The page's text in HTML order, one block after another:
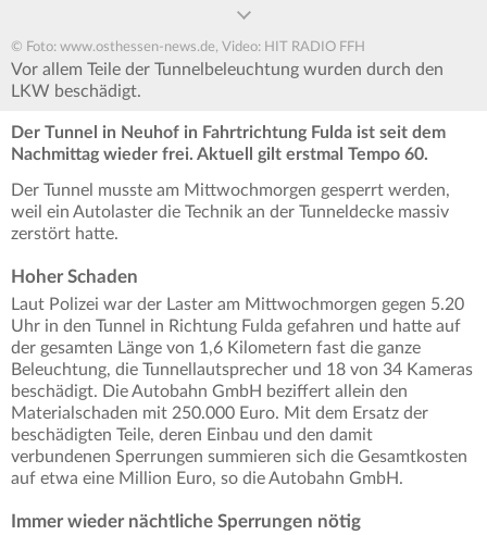
© Foto: www.osthessen-news.de, Video: HIT RADIO FFH
Vor allem Teile der Tunnelbeleuchtung wurden durch den
LKW beschädigt.
Der Tunnel in Neuhof in Fahrtrichtung Fulda ist seit dem
Nachmittag wieder frei. Aktuell gilt erstmal Tempo 60.
Der Tunnel musste am Mittwochmorgen gesperrt werden,
weil ein Autolaster die Technik an der Tunneldecke massiv
zerstört hatte.
Hoher Schaden
Laut Polizei war der Laster am Mittwochmorgen gegen 5.20
Uhr in den Tunnel in Richtung Fulda gefahren und hatte auf
der gesamten Länge von 1,6 Kilometern fast die ganze
Beleuchtung, die Tunnellautsprecher und 18 von 34 Kameras
beschädigt. Die Autobahn GmbH beziffert allein den
Materialschaden mit 250.000 Euro. Mit dem Ersatz der
beschädigten Teile, deren Einbau und den damit
verbundenen Sperrungen summieren sich die Gesamtkosten
auf etwa eine Million Euro, so die Autobahn GmbH.
Immer wieder nächtliche Sperrungen nötig